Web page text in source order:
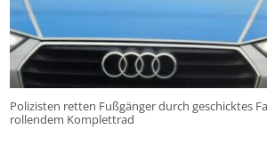
Polizisten retten Fußgänger durch geschicktes
rollendem Komplettrad